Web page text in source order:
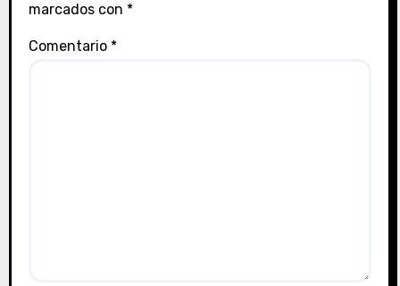
marcados con *
Comentario *